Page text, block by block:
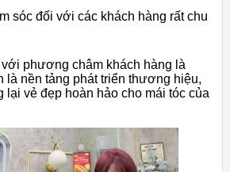
sóc đối với các khách hàng rất chu
với phương châm khách hàng là
là nền tảng phát triển thương hiệu,
lại vẻ đẹp hoàn hảo cho mái tóc của